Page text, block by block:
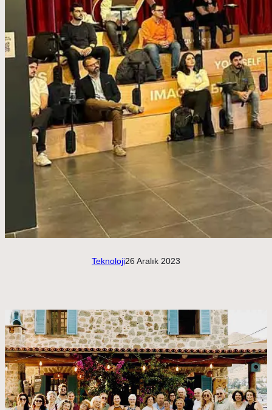
Teknoloji26 Aralık 2023